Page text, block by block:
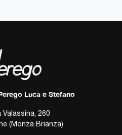
Luca e Stefano
Valassina, 260
(Monza Brianza)